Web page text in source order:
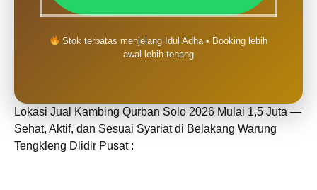
Stok terbatas menjelang Idul Adha • Booking lebih
awal lebih tenang
Lokasi Jual Kambing Qurban Solo 2026 Mulai 1,5 Juta —
Sehat, Aktif, dan Sesuai Syariat di Belakang Warung
Tengkleng Dlidir Pusat :